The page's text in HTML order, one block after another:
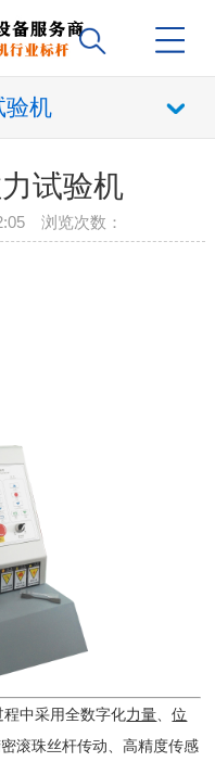
验机
试验机
浏览次数：
程中采用全数字化力量、位
滚珠丝杆传动、高精度传感